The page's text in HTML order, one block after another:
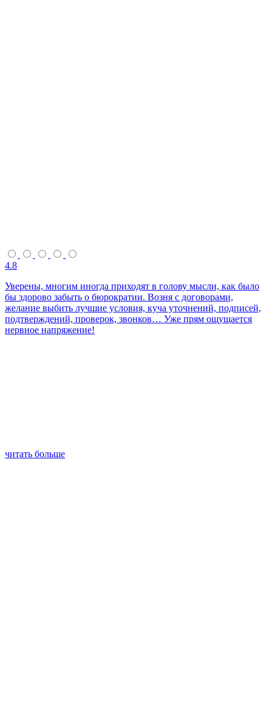
4.8
Уверены, многим иногда приходят в голову мысли, как было
бы здорово забыть о бюрократии. Возня с договорами,
желание выбить лучшие условия, куча уточнений, подписей,
подтверждений, проверок, звонков… Уже прям ощущается
нервное напряжение!
читать больше